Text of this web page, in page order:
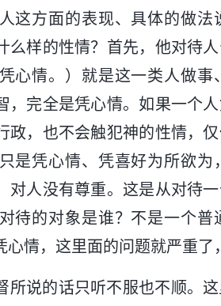
这方面的表现、具体的做
么样的性情？首先，他对待
心情。）就是这一类人做
，完全是凭心情。如果一个
政，也不会触犯神的性情，
是凭心情、凭喜好为所欲
对人没有尊重。这是从对待
待的对象是谁？不是一个普
情，这里面的问题就严重了
所说的话只听不服也不顺。